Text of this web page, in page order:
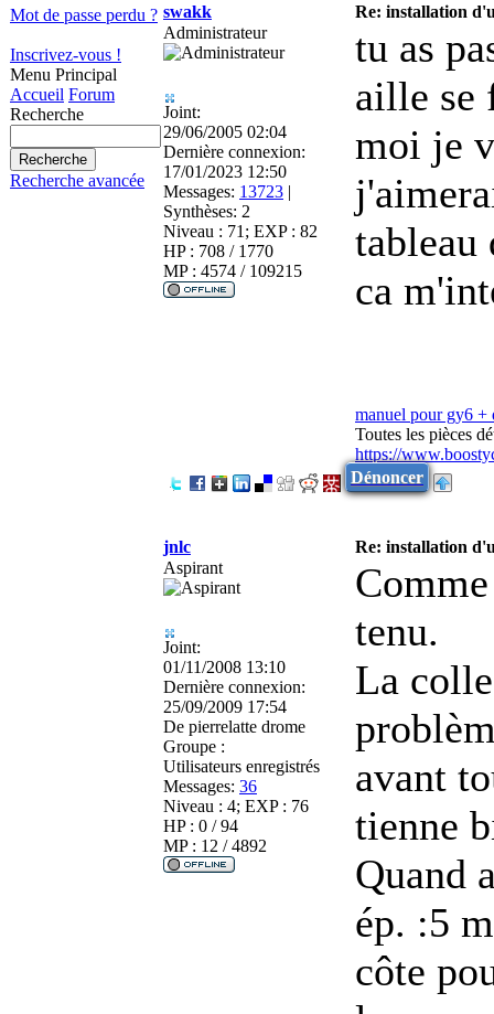
Mot de passe perdu ?
Inscrivez-vous !
Menu Principal
Accueil Forum
Recherche
Recherche avancée
swakk
Re: installation
Administrateur
Joint:
29/06/2005 02:04
Dernière connexion:
17/01/2023 12:50
Messages: 13723 |
Synthèses: 2
Niveau : 71; EXP : 82
HP : 708 / 1770
MP : 4574 / 109215
tu as
aille se
moi je
tableau
ca
manuel pour gy6 +
Toutes les pièces
https://
Dénoncer
jnlc
Re: installation
Aspirant
Joint:
01/11/2008 13:10
Dernière connexion:
25/09/2009 17:54
De pierrelatte drome
Groupe :
Utilisateurs enregistrés
Messages: 36
Niveau : 4; EXP : 76
HP : 0 / 94
MP : 12 / 4892
tenu.
La
avant
tienne
Quand
ép. :5
côte